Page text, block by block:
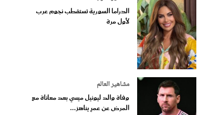
الدراما السورية تستقطب نجوم عرب
لأول مرة
مشاهير العالم
وفاة والد ليونيل ميسي بعد معاناة مع
المرض عن عمرٍ يناهز...